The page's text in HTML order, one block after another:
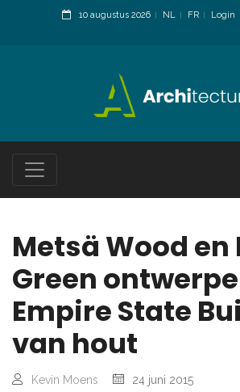
10 augustus 2026 NL FR
Login
Metsä Wood
Green
Empire State
van hout
Kevin Moens
24 juni 2015